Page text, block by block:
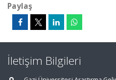
Paylaş
İletişim Bilgileri